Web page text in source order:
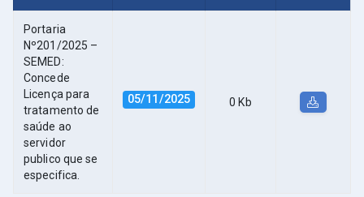
Portaria
Nº201/2025 –
SEMED:
Concede
Licença para
tratamento de
saúde ao
servidor
publico que se
especifica.
05/11/2025 0 Kb